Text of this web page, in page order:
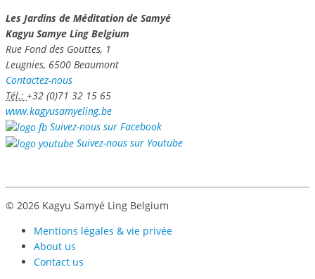
Les Jardins de Méditation de Samyé
Kagyu Samye Ling Belgium
Rue Fond des Gouttes, 1
Leugnies, 6500 Beaumont
Contactez-nous
Tél.: +32 (0)71 32 15 65
www.kagyusamyeling.be
Suivez-nous sur Facebook
Suivez-nous sur Youtube
© 2026 Kagyu Samyé Ling Belgium
Mentions légales & vie privée
About us
Contact us